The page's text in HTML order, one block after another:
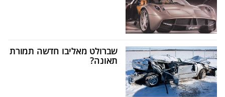
שברולט מאליבו חדשה תמורת
תאונה?